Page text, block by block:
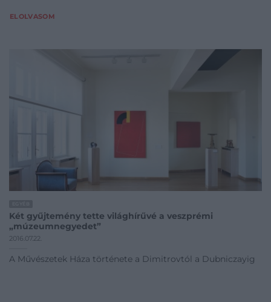
ELOLVASOM
Két gyűjtemény tette világhírűvé a veszprémi
„múzeumnegyedet”
2016.07.22.
A Művészetek Háza története a Dimitrovtól a Dubniczayig